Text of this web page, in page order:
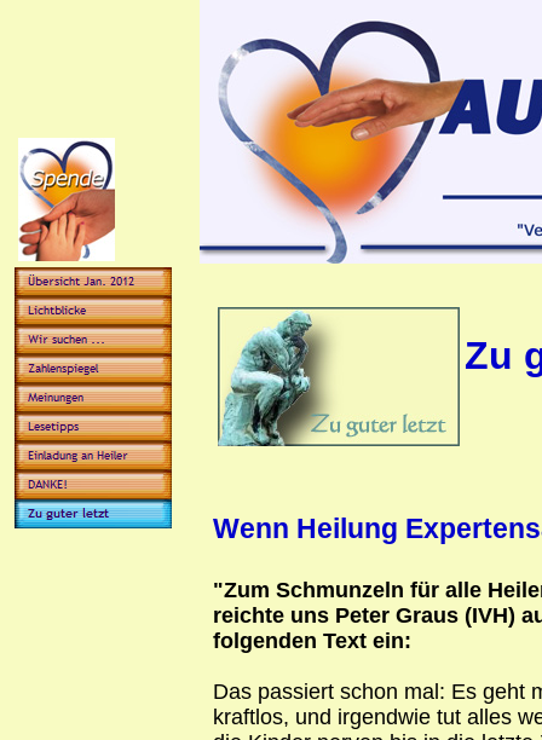
Zu
Wenn Heilung
"Zum Schmunzeln für alle
reichte uns Peter Graus (IVH)
folgenden Text ein:
Das passiert schon mal: Es geht
kraftlos, und irgendwie tut alles